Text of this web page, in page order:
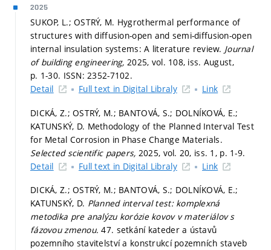
2025
SUKOP, L.; OSTRÝ, M. Hygrothermal performance of
structures with diffusion-open and semi-diffusion-open
internal insulation systems: A literature review. Journal
of building engineering, 2025, vol. 108, iss. August,
p. 1-30. ISSN: 2352-7102.
Detail
Full text in Digital Libraly Link
DICKÁ, Z.; OSTRÝ, M.; BANTOVÁ, S.; DOLNÍKOVÁ, E.;
KATUNSKÝ, D. Methodology of the Planned Interval Test
for Metal Corrosion in Phase Change Materials.
Selected scientific papers, 2025, vol. 20, iss. 1, p. 1-9.
Detail
Full text in Digital Libraly Link
DICKÁ, Z.; OSTRÝ, M.; BANTOVÁ, S.; DOLNÍKOVÁ, E.;
KATUNSKÝ, D. Planned interval test: komplexná
metodika pre analýzu korózie kovov v materiálov s
fázovou zmenou.47. setkání kateder a ústavů
pozemního stavitelství a konstrukcí pozemních staveb